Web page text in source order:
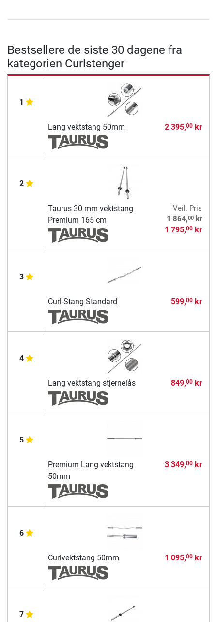
Bestsellere de siste 30 dagene fra
kategorien Curlstenger
1
Lang vektstang 50mm 2 395,00kr
2
Taurus 30 mm vektstang
Premium 165 cm
Veil. Pris
1 864,00kr
1 795,00kr
3
Curl-Stang Standard 599,00kr
4
Lang vektstang stjernelås 849,00kr
5
Premium Lang vektstang
50mm
3 349,00kr
6
Curlvektstang 50mm 1 095,00kr
7